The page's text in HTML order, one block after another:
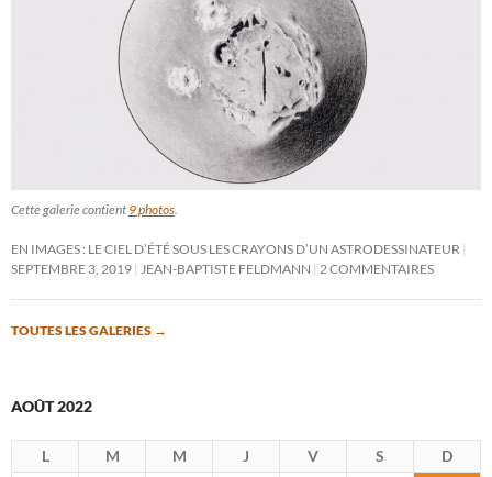
Cette galerie contient 9 photos.
EN IMAGES : LE CIEL D’ÉTÉ SOUS LES CRAYONS D’UN ASTRODESSINATEUR
SEPTEMBRE 3, 2019 JEAN-BAPTISTE FELDMANN 2 COMMENTAIRES
TOUTES LES GALERIES →
AOÛT 2022
L M M J V S
D